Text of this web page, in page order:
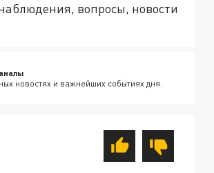
вопросы, новости
новостях и важнейших событиях дня.